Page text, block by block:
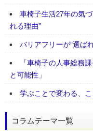
車椅子生活27年の気
れる理由”
バリアフリーが“選ば
「車椅子の人事総務
と可能性」
学ぶことで変わる、
コラムテーマ一覧